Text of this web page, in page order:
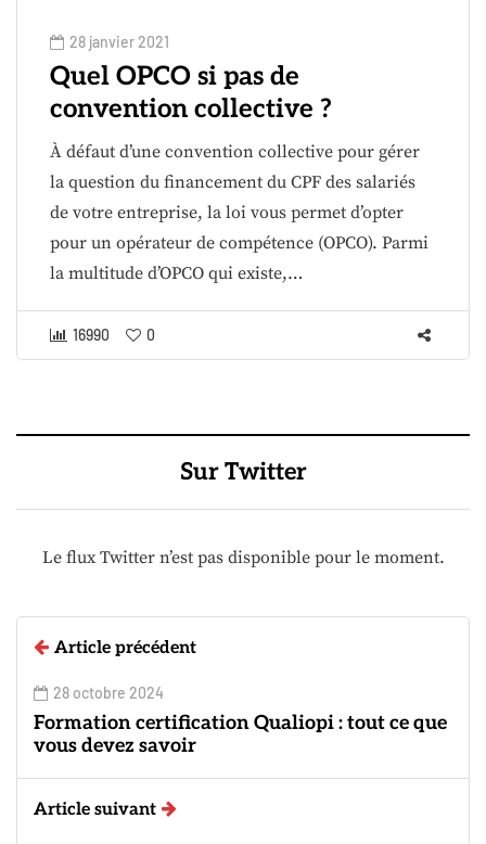
28 janvier 2021
Quel OPCO si pas de
convention collective ?
À défaut d’une convention collective pour gérer
la question du financement du CPF des salariés
de votre entreprise, la loi vous permet d’opter
pour un opérateur de compétence (OPCO). Parmi
la multitude d’OPCO qui existe,…
16990 0
Sur Twitter
Le flux Twitter n’est pas disponible pour le moment.
Article précédent
28 octobre 2024
Formation certification Qualiopi : tout ce que
vous devez savoir
Article suivant